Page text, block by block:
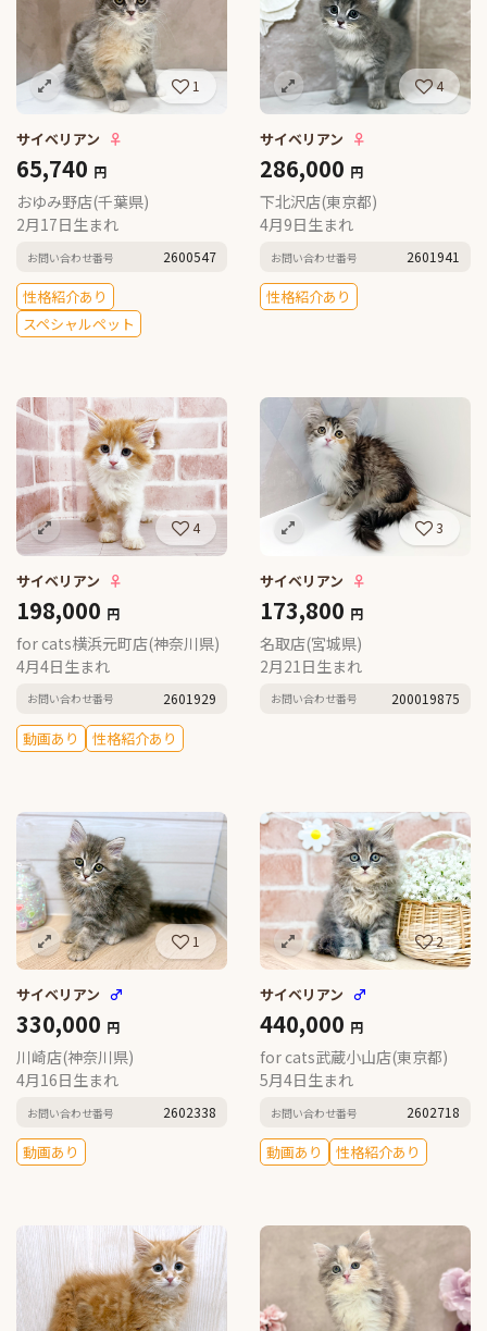
1
サイベリアン ♀
65,740 円
おゆみ野店(千葉県)
2月17日生まれ
お問い合わせ番号 2600547
性格紹介あり
スペシャルペット
4
サイベリアン ♀
286,000 円
下北沢店(東京都)
4月9日生まれ
お問い合わせ番号 2601941
性格紹介あり
4
サイベリアン ♀
198,000 円
for cats横浜元町店(神奈川県)
4月4日生まれ
お問い合わせ番号 2601929
動画あり 性格紹介あり
3
サイベリアン ♀
173,800 円
名取店(宮城県)
2月21日生まれ
お問い合わせ番号 200019875
1
サイベリアン ♂
330,000 円
川崎店(神奈川県)
4月16日生まれ
お問い合わせ番号 2602338
動画あり
2
サイベリアン ♂
440,000 円
for cats武蔵小山店(東京都)
5月4日生まれ
お問い合わせ番号 2602718
動画あり 性格紹介あり